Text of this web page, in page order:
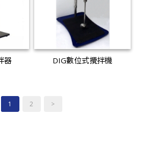
器 DIG數位式攪拌機
1 2 >